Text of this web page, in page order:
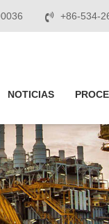
+86-534-
NOTICIAS